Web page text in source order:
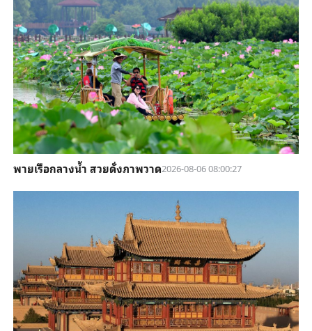
พายเรือกลางน้ำ สวยดั่งภาพวาด2026-08-06 08:00:27